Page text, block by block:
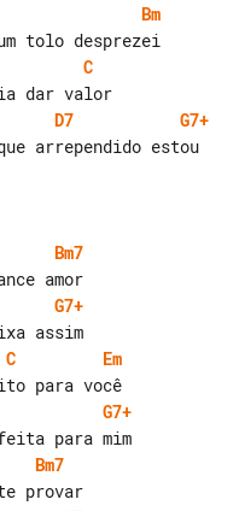
Bm
C
D7
G7+
arrependido estou
Bm7
G7+
C
Em
G7+
Bm7